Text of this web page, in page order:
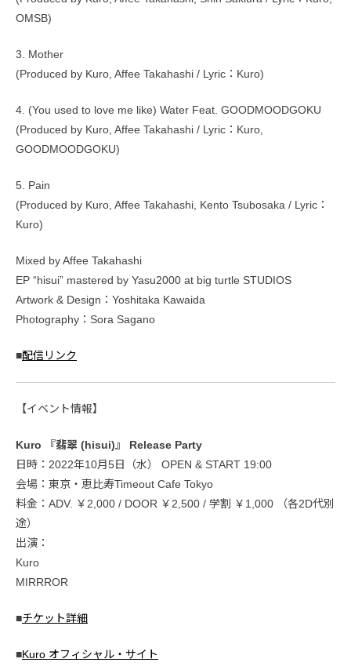
OMSB)
3. Mother
(Produced by Kuro, Affee Takahashi / Lyric：Kuro)
4. (You used to love me like) Water Feat. GOODMOODGOKU
(Produced by Kuro, Affee Takahashi / Lyric：Kuro,
GOODMOODGOKU)
5. Pain
(Produced by Kuro, Affee Takahashi, Kento Tsubosaka / Lyric：
Kuro)
Mixed by Affee Takahashi
EP “hisui” mastered by Yasu2000 at big turtle STUDIOS
Artwork & Design：Yoshitaka Kawaida
Photography：Sora Sagano
■配信リンク
【イベント情報】
Kuro 『翡翠 (hisui)』 Release Party
日時：2022年10月5日（水） OPEN & START 19:00
会場：東京・恵比寿Timeout Cafe Tokyo
料金：ADV. ￥2,000 / DOOR ￥2,500 / 学割 ￥1,000 （各2D代別
途）
出演：
Kuro
MIRRROR
■チケット詳細
■Kuro オフィシャル・サイト